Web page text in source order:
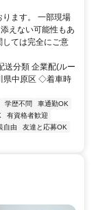
ます。 一部現場
えない可能性もあ
しては完全にご意
送分類 企業配(ルー
県中原区 ◇着車時
学歴不問
車通勤OK
有資格者歓迎
自由
友達と応募OK